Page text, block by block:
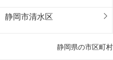
静岡市清水区
静岡県の市区町